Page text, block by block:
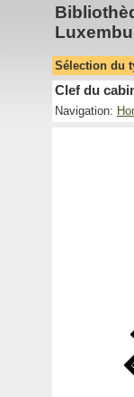
Sélection du
Clef du
Navigation: